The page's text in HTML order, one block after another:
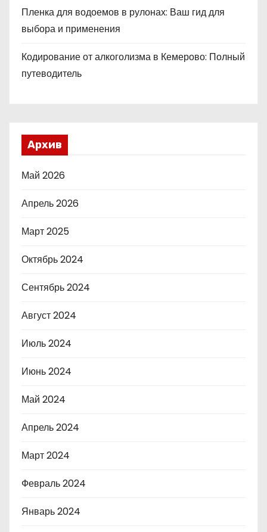
Пленка для водоемов в рулонах: Ваш гид для
выбора и применения
Кодирование от алкоголизма в Кемерово: Полный
путеводитель
Архив
Май 2026
Апрель 2026
Март 2025
Октябрь 2024
Сентябрь 2024
Август 2024
Июль 2024
Июнь 2024
Май 2024
Апрель 2024
Март 2024
Февраль 2024
Январь 2024